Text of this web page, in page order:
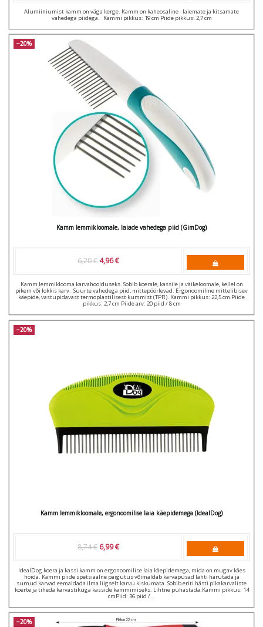
Alumiiniumist kamm on väga kerge. Kamm on kaheosaline - laiemate ja kitsamate
vahedega piidega. Kammi pikkus: 19 cm Piide pikkus: 2,7 cm
−20%
Kamm lemmikloomale, laiade vahedega piid (GimDog)
6,20 € 4,96 €
Kamm lemmiklooma karvahoolduseks. Sobib koerale, kassile ja väikeloomale, kellel on
pikem või lokkis karv. Suurte vahedega piid, mittepöörlevad. Ergonoomiline mittelibisev
käepide, vastupidavast termoplastilisest kummist (TPR). Kammi pikkus: 22,5 cm Piide
pikkus: 2,7 cm Piide arv: 20 piid / 8 cm
−20%
Kamm lemmikloomale, ergonoomilise laia käepidemega (IdealDog)
8,74 € 6,99 €
IdealDog koera ja kassi kamm on ergonoomilise laia käepidemega, mida on mugav käes
hoida. Kammi piide spetsiaalne paigutus võimaldab karvapusad lahti harutada ja
surnud karvad eemaldada ilma liigselt karvu kiskumata. Sobib eriti hästi pikakarvaliste
koerte ja tiheda karvastikuga kasside kammimiseks. Lihtne puhastada.Kammi pikkus: 14
cmPiid: 36 piid /...
−20%